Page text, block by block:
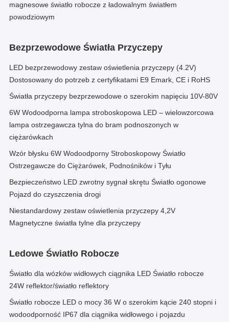
magnesowe światło robocze z ładowalnym światłem
powodziowym
Bezprzewodowe Światła Przyczepy
LED bezprzewodowy zestaw oświetlenia przyczepy (4.2V) ️
Dostosowany do potrzeb z certyfikatami E9 Emark, CE i RoHS
Światła przyczepy bezprzewodowe o szerokim napięciu 10V-80V
6W Wodoodporna lampa stroboskopowa LED – wielowzorcowa
lampa ostrzegawcza tylna do bram podnoszonych w
ciężarówkach
Wzór błysku 6W Wodoodporny Stroboskopowy Światło
Ostrzegawcze do Ciężarówek, Podnośników i Tyłu
Bezpieczeństwo LED zwrotny sygnał skrętu Światło ogonowe
Pojazd do czyszczenia drogi
Niestandardowy zestaw oświetlenia przyczepy 4,2V
Magnetyczne światła tylne dla przyczepy
Ledowe Światło Robocze
Światło dla wózków widłowych ciągnika LED Światło robocze
24W reflektor/światło reflektory
Światło robocze LED o mocy 36 W o szerokim kącie 240 stopni i
wodoodporność IP67 dla ciągnika widłowego i pojazdu